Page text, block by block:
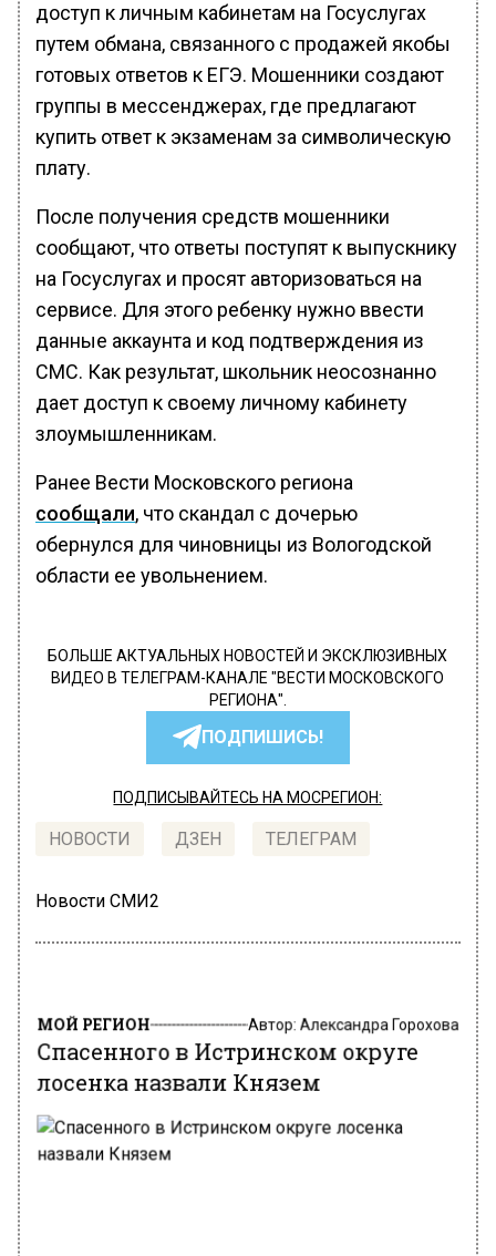
доступ к личным кабинетам на Госуслугах
путем обмана, связанного с продажей якобы
готовых ответов к ЕГЭ. Мошенники создают
группы в мессенджерах, где предлагают
купить ответ к экзаменам за символическую
плату.
После получения средств мошенники
сообщают, что ответы поступят к выпускнику
на Госуслугах и просят авторизоваться на
сервисе. Для этого ребенку нужно ввести
данные аккаунта и код подтверждения из
СМС. Как результат, школьник неосознанно
дает доступ к своему личному кабинету
злоумышленникам.
Ранее Вести Московского региона
сообщали, что скандал с дочерью
обернулся для чиновницы из Вологодской
области ее увольнением.
БОЛЬШЕ АКТУАЛЬНЫХ НОВОСТЕЙ И ЭКСКЛЮЗИВНЫХ
ВИДЕО В ТЕЛЕГРАМ-КАНАЛЕ "ВЕСТИ МОСКОВСКОГО
РЕГИОНА".
ПОДПИШИСЬ!
ПОДПИСЫВАЙТЕСЬ НА МОСРЕГИОН:
НОВОСТИ ДЗЕН ТЕЛЕГРАМ
Новости СМИ2
МОЙ РЕГИОН Автор: Александра Горохова
Спасенного в Истринском округе
лосенка назвали Князем